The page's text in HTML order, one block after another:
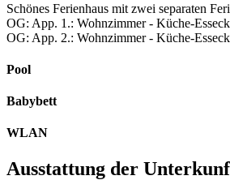
Schönes Ferienhaus mit zwei separaten
OG: App. 1.: Wohnzimmer - Küche-
OG: App. 2.: Wohnzimmer - Küche-
Pool
Babybett
WLAN
Ausstattung der